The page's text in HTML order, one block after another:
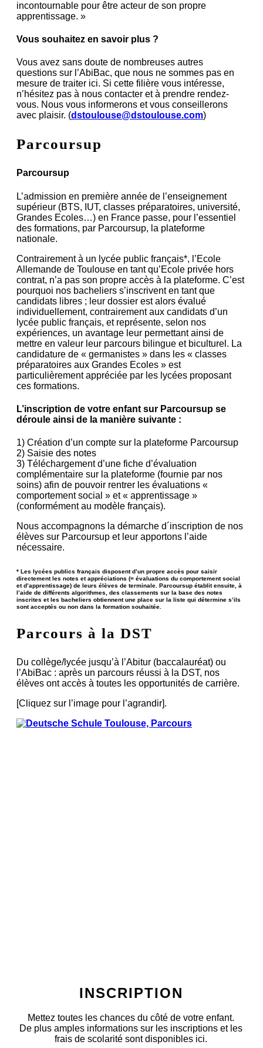
incontournable pour être acteur de son propre
apprentissage. »
Vous souhaitez en savoir plus ?
Vous avez sans doute de nombreuses autres
questions sur l’AbiBac, que nous ne sommes pas en
mesure de traiter ici. Si cette filière vous intéresse,
n’hésitez pas à nous contacter et à prendre rendez-
vous. Nous vous informerons et vous conseillerons
avec plaisir. (dstoulouse@dstoulouse.com)
Parcoursup
Parcoursup
L’admission en première année de l’enseignement
supérieur (BTS, IUT, classes préparatoires, université,
Grandes Ecoles…) en France passe, pour l’essentiel
des formations, par Parcoursup, la plateforme
nationale.
Contrairement à un lycée public français*, l’Ecole
Allemande de Toulouse en tant qu’Ecole privée hors
contrat, n’a pas son propre accès à la plateforme. C’est
pourquoi nos bacheliers s’inscrivent en tant que
candidats libres ; leur dossier est alors évalué
individuellement, contrairement aux candidats d’un
lycée public français, et représente, selon nos
expériences, un avantage leur permettant ainsi de
mettre en valeur leur parcours bilingue et biculturel. La
candidature de « germanistes » dans les « classes
préparatoires aux Grandes Ecoles » est
particulièrement appréciée par les lycées proposant
ces formations.
L’inscription de votre enfant sur Parcoursup se
déroule ainsi de la manière suivante :
1) Création d’un compte sur la plateforme Parcoursup
2) Saisie des notes
3) Téléchargement d’une fiche d’évaluation
complémentaire sur la plateforme (fournie par nos
soins) afin de pouvoir rentrer les évaluations «
comportement social » et « apprentissage »
(conformément au modèle français).
Nous accompagnons la démarche d´inscription de nos
élèves sur Parcoursup et leur apportons l’aide
nécessaire.
* Les lycées publics français disposent d’un propre accès pour saisir
directement les notes et appréciations (= évaluations du comportement social
et d’apprentissage) de leurs élèves de terminale. Parcoursup établit ensuite, à
l’aide de différents algorithmes, des classements sur la base des notes
inscrites et les bacheliers obtiennent une place sur la liste qui détermine s’ils
sont acceptés ou non dans la formation souhaitée.
Parcours à la DST
Du collège/lycée jusqu’à l’Abitur (baccalauréat) ou
l’AbiBac : après un parcours réussi à la DST, nos
élèves ont accès à toutes les opportunités de carrière.
[Cliquez sur l’image pour l’agrandir].
INSCRIPTION
Mettez toutes les chances du côté de votre enfant.
De plus amples informations sur les inscriptions et les
frais de scolarité sont disponibles ici.